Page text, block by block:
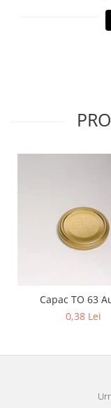
Capac TO 63
0,38 Lei